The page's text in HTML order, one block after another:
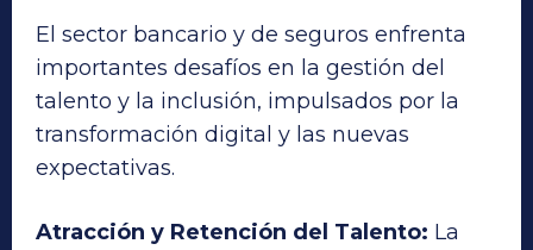
El sector bancario y de seguros enfrenta
importantes desafíos en la gestión del
talento y la inclusión, impulsados por la
transformación digital y las nuevas
expectativas.
Atracción y Retención del Talento: La